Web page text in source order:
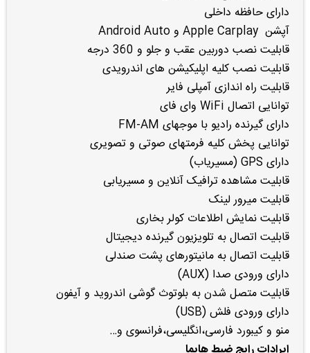
دارای حافظه داخلی
آپشن Apple Carplay و Android Auto
قابلیت نصب دوربین عقب و جلو و 360 درجه
قابلیت نصب کلیه اپلیکیشن های اندرویدی
قابلیت راه اندازی آمپلی فایر
توانایی اتصال WiFi وای فای
دارای گیرنده رادیو با موجهای FM-AM
توانایی پخش کلیه فرمتهای صوتی و تصویری
دارای GPS (مسیریاب)
قابلیت مشاهده ترافیک آنلاین و مسیریابی
قابلیت میرور لینک
قابلیت نمایش اطلاعات کولر بخاری
قابلیت اتصال به تلویزیون گیرنده دیجیتال
قابلیت اتصال به مانیتورهای پشت صندلی
دارای ورودی صدا (AUX)
قابلیت متصل شدن به بلوتوث گوشی اندروید و آیفون
دارای ورودی فلش (USB)
منو و کیبورد فارسی،انگلیسی،فرانسوی و…